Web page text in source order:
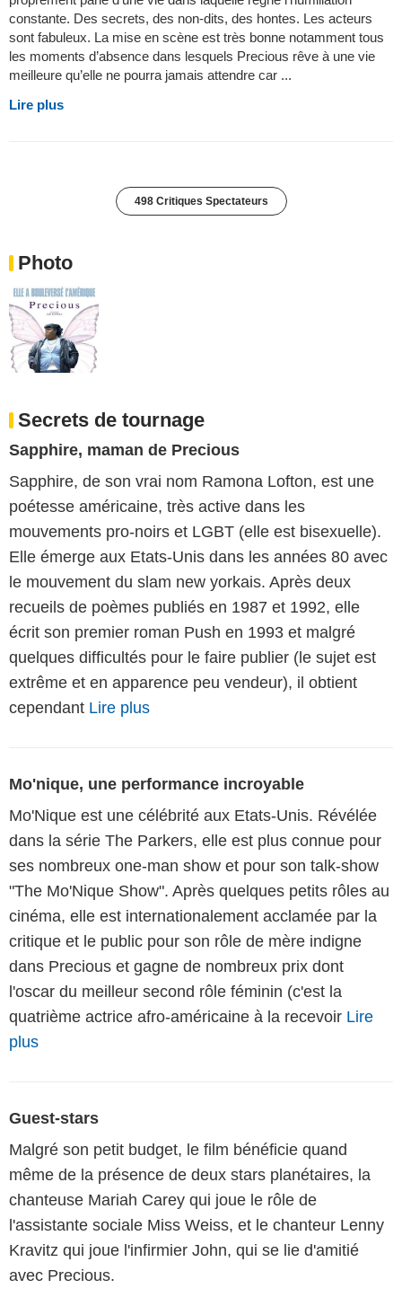
constante. Des secrets, des non-dits, des hontes. Les acteurs
sont fabuleux. La mise en scène est très bonne notamment tous
les moments d’absence dans lesquels Precious rêve à une vie
meilleure qu’elle ne pourra jamais attendre car ...
Lire plus
498 Critiques Spectateurs
Photo
Secrets de tournage
Sapphire, maman de Precious
Sapphire, de son vrai nom Ramona Lofton, est une
poétesse américaine, très active dans les
mouvements pro-noirs et LGBT (elle est bisexuelle).
Elle émerge aux Etats-Unis dans les années 80 avec
le mouvement du slam new yorkais. Après deux
recueils de poèmes publiés en 1987 et 1992, elle
écrit son premier roman Push en 1993 et malgré
quelques difficultés pour le faire publier (le sujet est
extrême et en apparence peu vendeur), il obtient
cependant Lire plus
Mo'nique, une performance incroyable
Mo'Nique est une célébrité aux Etats-Unis. Révélée
dans la série The Parkers, elle est plus connue pour
ses nombreux one-man show et pour son talk-show
"The Mo'Nique Show". Après quelques petits rôles au
cinéma, elle est internationalement acclamée par la
critique et le public pour son rôle de mère indigne
dans Precious et gagne de nombreux prix dont
l'oscar du meilleur second rôle féminin (c'est la
quatrième actrice afro-américaine à la recevoir Lire
plus
Guest-stars
Malgré son petit budget, le film bénéficie quand
même de la présence de deux stars planétaires, la
chanteuse Mariah Carey qui joue le rôle de
l'assistante sociale Miss Weiss, et le chanteur Lenny
Kravitz qui joue l'infirmier John, qui se lie d'amitié
avec Precious.